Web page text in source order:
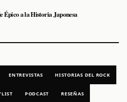
Épico a la Historia Japonesa
ENTREVISTAS HISTORIAS DEL ROCK
PODCAST RESEÑAS